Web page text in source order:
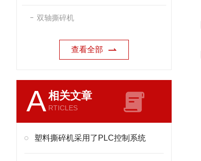
双轴撕碎机
查看全部
A相关文章
RTICLES
塑料撕碎机采用了PLC控制系统